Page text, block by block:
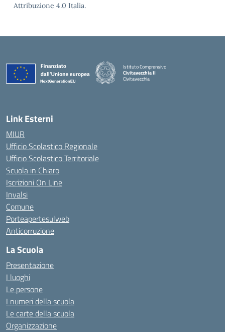
Attribuzione 4.0 Italia.
Istituto Comprensivo
Civitavecchia II
Civitavecchia
Link Esterni
MIUR
Ufficio Scolastico Regionale
Ufficio Scolastico Territoriale
Scuola in Chiaro
Iscrizioni On Line
Invalsi
Comune
Porteapertesulweb
Anticorruzione
La Scuola
Presentazione
I luoghi
Le persone
I numeri della scuola
Le carte della scuola
Organizzazione